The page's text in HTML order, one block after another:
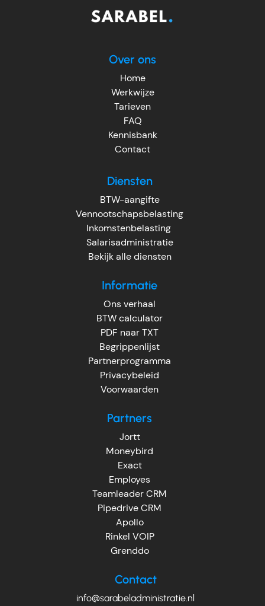
Over ons
Home
Werkwijze
Tarieven
FAQ
Kennisbank
Contact
Diensten
BTW-aangifte
Vennootschapsbelasting
Inkomstenbelasting
Salarisadministratie
Bekijk alle diensten
Informatie
Ons verhaal
BTW calculator
PDF naar TXT
Begrippenlijst
Partnerprogramma
Privacybeleid
Voorwaarden
Partners
Jortt
Moneybird
Exact
Employes
Teamleader CRM
Pipedrive CRM
Apollo
Rinkel VOIP
Grenddo
Contact
info@sarabeladministratie.nl